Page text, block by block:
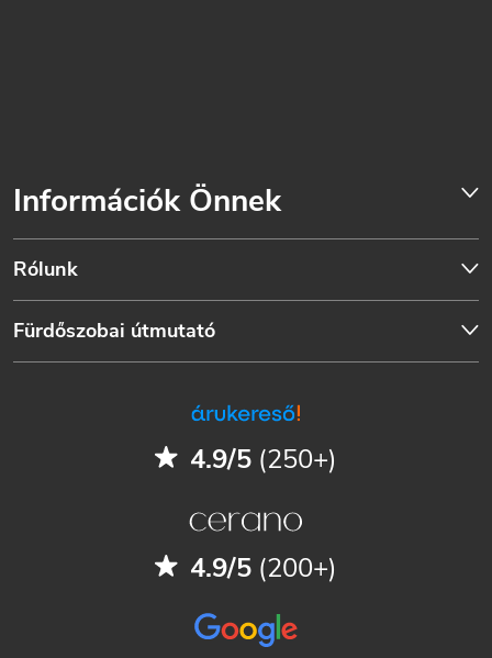
Információk Önnek
Rólunk
Fürdőszobai útmutató
4.9/5 (250+)
4.9/5 (200+)